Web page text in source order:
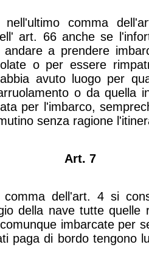
nell'ultimo comma
art. 66 anche se
a prendere
o per essere
avuto luogo per
o da quella
per l'imbarco,
senza ragione
Art. 7
dell'art. 4 si
della nave tutte quelle
imbarcate per
paga di bordo tengono